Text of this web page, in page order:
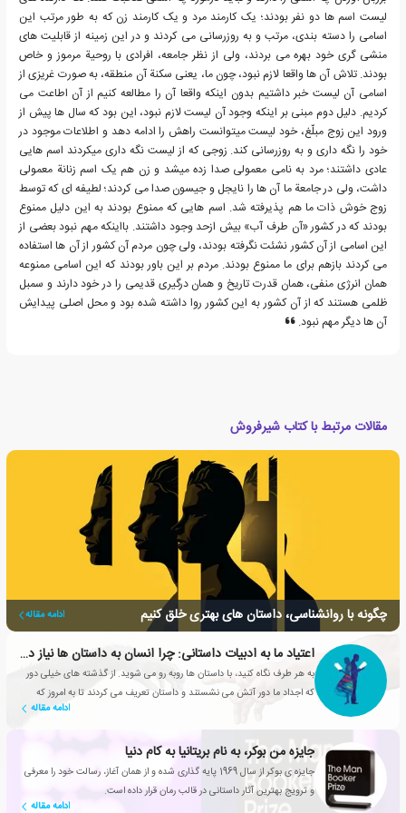
لیست اسم ها دو نفر بودند؛ یک کارمند مرد و یک کارمند زن که به طور مرتب این
اسامی را دسته بندی، مرتب و به روزرسانی می کردند و در این زمینه از قابلیت های
منشی گری خود بهره می بردند، ولی از نظر جامعه، افرادی با روحیة مرموز و خاص
بودند. تلاش آن ها واقعا لازم نبود، چون ما، یعنی سکنة آن منطقه، به صورت غریزی از
اسامی آن لیست خبر داشتیم بدون اینکه واقعا آن را مطالعه کنیم از آن اطاعت می
کردیم. دلیل دوم مبنی بر اینکه وجود آن لیست لازم نبود، این بود که سال ها پیش از
ورود این زوج مبلّغ، خود لیست می‎توانست راهش را ادامه دهد و اطلاعات موجود در
خود را نگه داری و به روزرسانی کند. زوجی که از لیست نگه داری می‎کردند اسم هایی
عادی داشتند؛ مرد به نامی معمولی صدا زده می‎شد و زن هم یک اسم زنانة معمولی
داشت، ولی در جامعة ما آن ها را نایجل و جیسون صدا می کردند؛ لطیفه ای که توسط
زوج خوش ذات ما هم پذیرفته شد. اسم هایی که ممنوع بودند به این دلیل ممنوع
بودند که در کشور «آن طرف آب» بیش ازحد وجود داشتند. بااینکه مهم نبود بعضی از
این اسامی از آن کشور نشئت نگرفته بودند، ولی چون مردم آن کشور از آن ها استفاده
می کردند بازهم برای ما ممنوع بودند. مردم بر این باور بودند که این اسامی ممنوعه
همان انرژی منفی، همان قدرت تاریخ و همان درگیری قدیمی را در خود دارند و سمبل
ظلمی هستند که از آن کشور به این کشور روا داشته شده بود و محل اصلی پیدایش
آن ها دیگر مهم نبود.
مقالات مرتبط با کتاب شیرفروش
چگونه با روانشناسی، داستان های بهتری خلق کنیم ادامه مقاله
اعتیاد ما به ادبیات داستانی: چرا انسان به داستان ها نیاز دارد؟
به هر طرف نگاه کنید، با داستان ها روبه رو می شوید. از گذشته های خیلی دور
که اجداد ما دور آتش می نشستند و داستان تعریف می کردند تا به امروز که
ادامه مقاله
جایزه من بوکر، به نام بریتانیا به کام دنیا
جایزه ی بوکر از سال 1969 پایه گذاری شده و از همان آغاز، رسالت خود را معرفی
و ترویج بهترین آثار داستانی در قالب رمان قرار داده است.
ادامه مقاله